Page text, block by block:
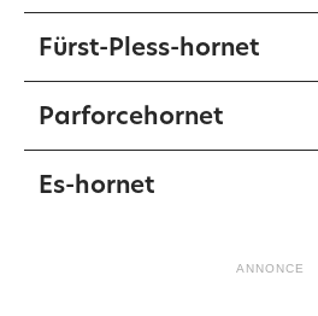
Fürst-Pless-hornet
Parforcehornet
Es-hornet
ANNONCE